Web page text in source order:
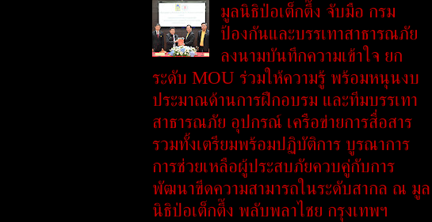
มูลนิธิป่อเต็กตึ๊ง จับมือ กรม
ป้องกันและบรรเทาสาธารณภัย
ลงนามบันทึกความเข้าใจ ยก
ระดับ MOU ร่วมให้ความรู้ พร้อมหนุนงบ
ประมาณด้านการฝึกอบรม และทีมบรรเทา
สาธารณภัย อุปกรณ์ เครือข่ายการสื่อสาร
รวมทั้งเตรียมพร้อมปฏิบัติการ บูรณาการ
การช่วยเหลือผู้ประสบภัยควบคู่กับการ
พัฒนาขีดความสามารถในระดับสากล ณ มูล
นิธิป่อเต็กตึ๊ง พลับพลาไชย กรุงเทพฯ